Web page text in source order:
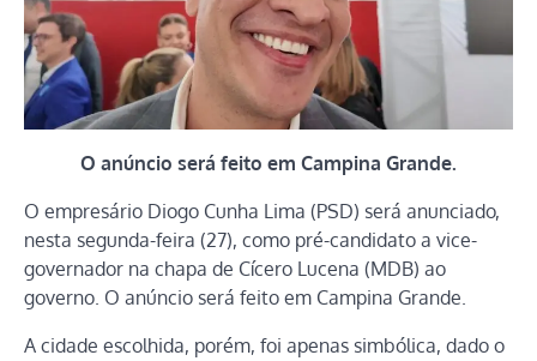
O anúncio será feito em Campina Grande.
O empresário Diogo Cunha Lima (PSD) será anunciado,
nesta segunda-feira (27), como pré-candidato a vice-
governador na chapa de Cícero Lucena (MDB) ao
governo. O anúncio será feito em Campina Grande.
A cidade escolhida, porém, foi apenas simbólica, dado o